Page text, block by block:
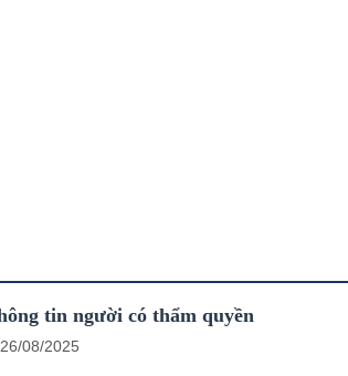
tin người có thẩm quyền
26/08/2025